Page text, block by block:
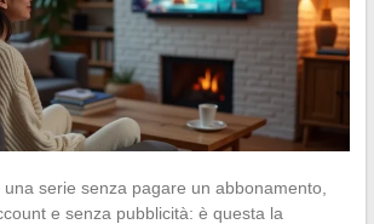
serie senza pagare un abbonamento,
e senza pubblicità: è questa la